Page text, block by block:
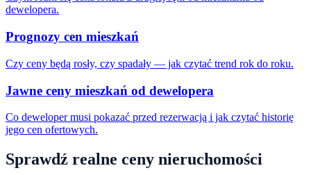
dewelopera.
Prognozy cen mieszkań
Czy ceny będą rosły, czy spadały — jak czytać trend rok do roku.
Jawne ceny mieszkań od dewelopera
Co deweloper musi pokazać przed rezerwacją i jak czytać historię
jego cen ofertowych.
Sprawdź realne ceny nieruchomości